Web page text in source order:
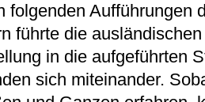
folgenden Aufführungen
führte die
in die aufgeführten
sich miteinander.